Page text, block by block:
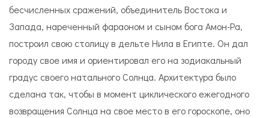
бесчисленных сражений, объединитель Востока и
Запада, нареченный фараоном и сыном бога Амон-Ра,
построил свою столицу в дельте Нила в Египте. Он дал
городу свое имя и ориентировал его на зодиакальный
градус своего натального Солнца. Архитектура было
сделана так, чтобы в момент циклического ежегодного
возвращения Солнца на свое место в его гороскопе, оно